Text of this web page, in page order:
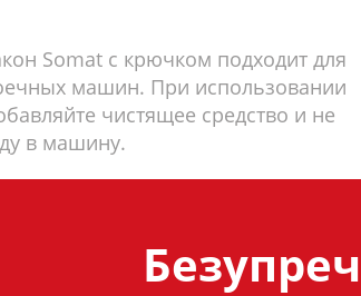
Somat с крючком подходит для
машин. При использовании
чистящее средство и не
в машину.